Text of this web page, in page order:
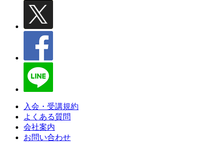
入会・受講規約
よくある質問
会社案内
お問い合わせ